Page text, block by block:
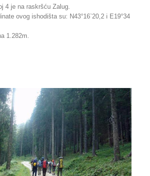
4 je na raskršću Zalug.
ovog ishodišta su: N43°16`20,2 i E19°34
1.282m.